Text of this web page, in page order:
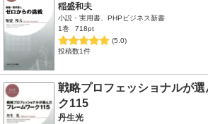
稲盛和夫
小説・実用書、PHPビジネス新書
1巻
718pt
(5.0)
投稿数1件
戦略プロフェッショナルが
ク115
丹生光